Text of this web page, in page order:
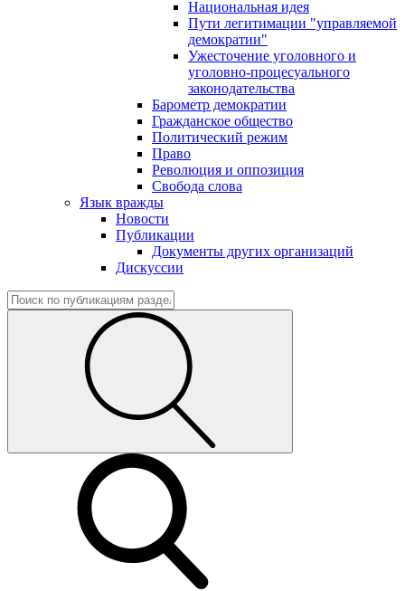
Национальная идея
Пути легитимации "управляемой
демократии"
Ужесточение уголовного и
уголовно-процесуального
законодательства
Барометр демократии
Гражданское общество
Политический режим
Право
Революция и оппозиция
Свобода слова
Язык вражды
Новости
Публикации
Документы других организаций
Дискуссии